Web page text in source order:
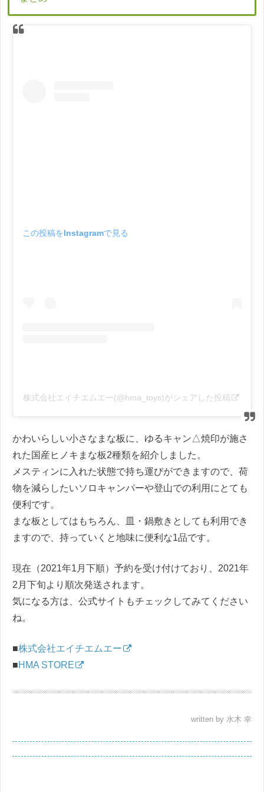
この投稿をInstagramで見る
株式会社エイチエムエー(@hma_toys)がシェアした投稿
かわいらしい小さなまな板に、ゆるキャン△焼印が施さ
れた国産ヒノキまな板2種類を紹介しました。
メスティンに入れた状態で持ち運びができますので、荷
物を減らしたいソロキャンパーや登山での利用にとても
便利です。
まな板としてはもちろん、皿・鍋敷きとしても利用でき
ますので、持っていくと地味に便利な1品です。
現在（2021年1月下順）予約を受け付けており、2021年
2月下旬より順次発送されます。
気になる方は、公式サイトもチェックしてみてください
ね。
■株式会社エイチエムエー
■HMA STORE
written by 水木 幸